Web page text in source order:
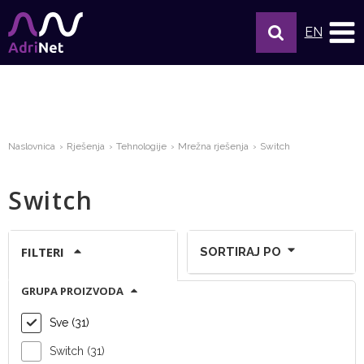
EN
Naslovnica Rješenja Tehnologije Mrežna rješenja Switch
Switch
FILTERI
GRUPA PROIZVODA
Sve (31)
Switch (31)
SORTIRAJ PO